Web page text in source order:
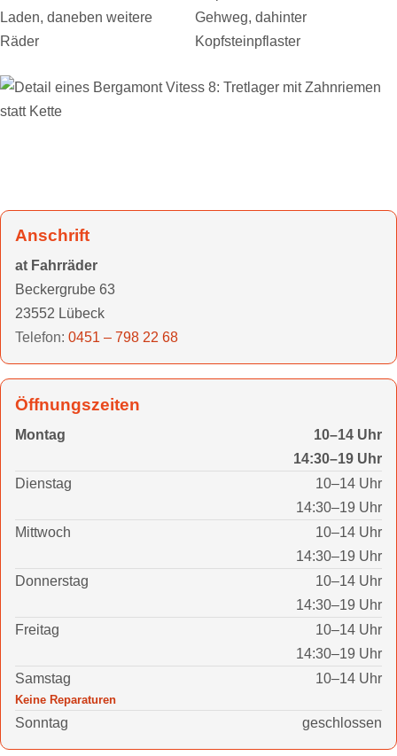
Anschrift
at Fahrräder
Beckergrube 63
23552 Lübeck
Telefon: 0451 – 798 22 68
Öffnungszeiten
Montag
10–14 Uhr
14:30–19 Uhr
Dienstag
10–14 Uhr
14:30–19 Uhr
Mittwoch
10–14 Uhr
14:30–19 Uhr
Donnerstag
10–14 Uhr
14:30–19 Uhr
Freitag
10–14 Uhr
14:30–19 Uhr
Samstag
10–14 Uhr
Keine Reparaturen
Sonntag geschlossen